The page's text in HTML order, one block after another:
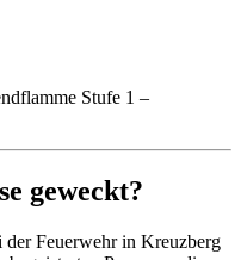
Stufe 1 –
geweckt?
Feuerwehr in Kreuzberg